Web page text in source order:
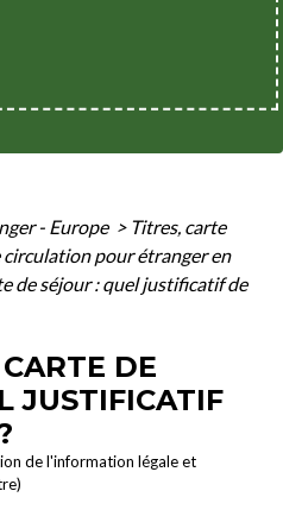
- Europe > Titres, carte
pour étranger en
de séjour : quel justificatif de
DE
JUSTIFICATIF
de l'information légale et